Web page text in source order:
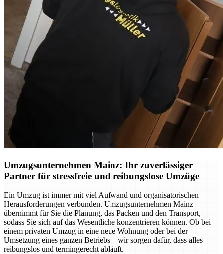
Umzugsunternehmen Mainz: Ihr zuverlässiger
Partner für stressfreie und reibungslose Umzüge
Ein Umzug ist immer mit viel Aufwand und organisatorischen
Herausforderungen verbunden. Umzugsunternehmen Mainz
übernimmt für Sie die Planung, das Packen und den Transport,
sodass Sie sich auf das Wesentliche konzentrieren können. Ob bei
einem privaten Umzug in eine neue Wohnung oder bei der
Umsetzung eines ganzen Betriebs – wir sorgen dafür, dass alles
reibungslos und termingerecht abläuft.